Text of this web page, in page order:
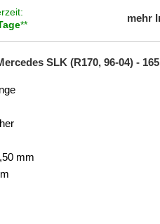
**
mehr
SLK (R170, 96-04) -
mm